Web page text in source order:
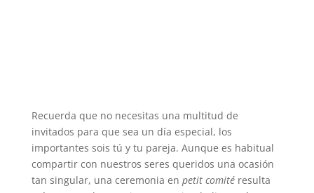
Recuerda que no necesitas una multitud de
invitados para que sea un día especial, los
importantes sois tú y tu pareja. Aunque es habitual
compartir con nuestros seres queridos una ocasión
tan singular, una ceremonia en petit comitéresulta